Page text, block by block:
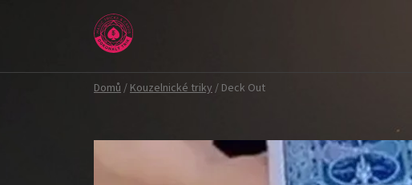
Domů/Kouzelnické triky/ Deck Out